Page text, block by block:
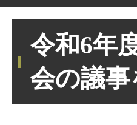
令和6年
会の議